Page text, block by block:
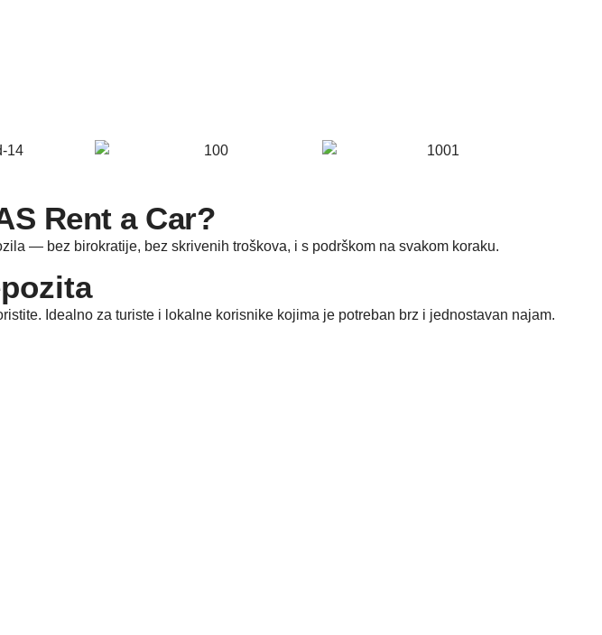
Rent a Car?
— bez birokratije, bez skrivenih troškova, i s podrškom na svakom koraku.
Idealno za turiste i lokalne korisnike kojima je potreban brz i jednostavan najam.